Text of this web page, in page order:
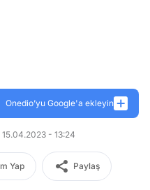
Onedio’yu Google'a ekleyin
- 13:24
Yap Paylaş